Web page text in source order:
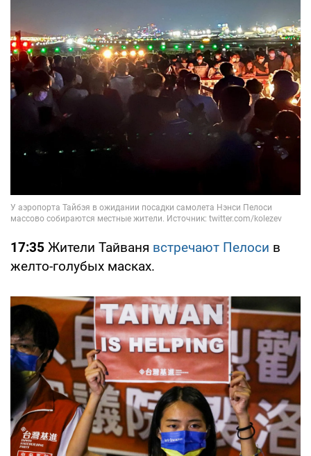
17:35 Жители Тайваня встречают Пелоси в
желто-голубых масках.